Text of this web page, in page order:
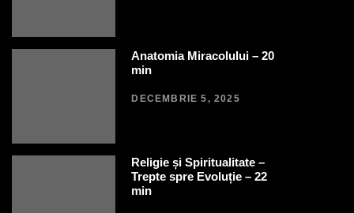
Anatomia Miracolului – 20
min
DECEMBRIE 5, 2025
Religie și Spiritualitate –
Trepte spre Evoluție – 22
min